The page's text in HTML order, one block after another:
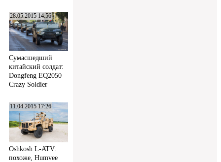
28.05.2015 14:56
Сумасшедший
китайский солдат:
Dongfeng EQ2050
Crazy Soldier
11.04.2015 17:26
Oshkosh L-ATV:
похоже, Humvee